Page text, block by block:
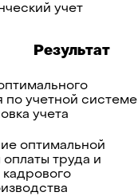
Результат
учет
по учетной системе
учета
оптимальной
труда и